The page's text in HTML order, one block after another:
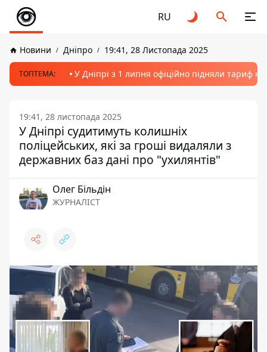
RU
Новини Дніпро 19:41, 28 Листопада 2025
ТОПТЕМА: У Дніпрі з 1 липня офіційно підняли тариф
19:41, 28 листопада 2025
У Дніпрі судитимуть колишніх
поліцейських, які за гроші видаляли з
державних баз дані про "ухилянтів"
Олег Більдін
ЖУРНАЛІСТ